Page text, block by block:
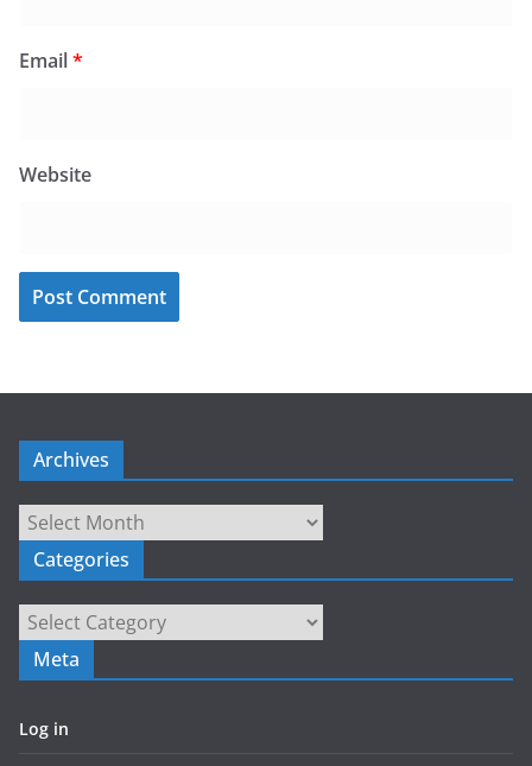
Email*
Website
Archives
Archives
Categories
Categories
Meta
Log in